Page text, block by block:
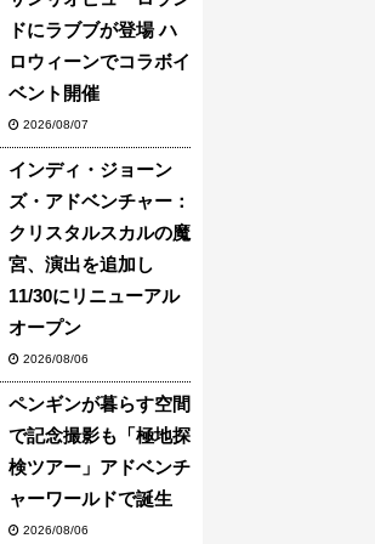
ドにラブブが登場 ハ
ロウィーンでコラボイ
ベント開催
2026/08/07
インディ・ジョーン
ズ・アドベンチャー：
クリスタルスカルの魔
宮、演出を追加し
11/30にリニューアル
オープン
2026/08/06
ペンギンが暮らす空間
で記念撮影も「極地探
検ツアー」アドベンチ
ャーワールドで誕生
2026/08/06